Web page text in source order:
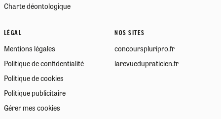
Charte déontologique
LÉGAL
Mentions légales
Politique de confidentialité
Politique de cookies
Politique publicitaire
Gérer mes cookies
NOS SITES
concourspluripro.fr
larevuedupraticien.fr